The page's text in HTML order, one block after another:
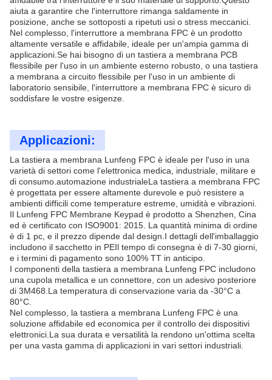
aiuta a garantire che l'interruttore rimanga saldamente in
posizione, anche se sottoposti a ripetuti usi o stress meccanici.
Nel complesso, l'interruttore a membrana FPC è un prodotto
altamente versatile e affidabile, ideale per un'ampia gamma di
applicazioni.Se hai bisogno di un tastiera a membrana PCB
flessibile per l'uso in un ambiente esterno robusto, o una tastiera
a membrana a circuito flessibile per l'uso in un ambiente di
laboratorio sensibile, l'interruttore a membrana FPC è sicuro di
soddisfare le vostre esigenze.
Applicazioni:
La tastiera a membrana Lunfeng FPC è ideale per l'uso in una
varietà di settori come l'elettronica medica, industriale, militare e
di consumo.automazione industrialeLa tastiera a membrana FPC
è progettata per essere altamente durevole e può resistere a
ambienti difficili come temperature estreme, umidità e vibrazioni.
Il Lunfeng FPC Membrane Keypad è prodotto a Shenzhen, Cina
ed è certificato con ISO9001: 2015. La quantità minima di ordine
è di 1 pc, e il prezzo dipende dal design.I dettagli dell'imballaggio
includono il sacchetto in PEIl tempo di consegna è di 7-30 giorni,
e i termini di pagamento sono 100% TT in anticipo.
I componenti della tastiera a membrana Lunfeng FPC includono
una cupola metallica e un connettore, con un adesivo posteriore
di 3M468.La temperatura di conservazione varia da -30°C a
80°C.
Nel complesso, la tastiera a membrana Lunfeng FPC è una
soluzione affidabile ed economica per il controllo dei dispositivi
elettronici.La sua durata e versatilità la rendono un'ottima scelta
per una vasta gamma di applicazioni in vari settori industriali.